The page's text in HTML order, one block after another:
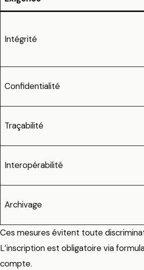
Intégrité
Confidentialité
Traçabilité
Interopérabilité
Archivage
Ces mesures évitent toute
L’inscription est obligatoire via
compte.